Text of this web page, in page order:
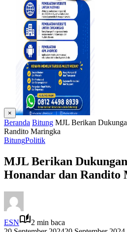
×
Beranda Bitung MJL Berikan
Randito Maringka
BitungPolitik
MJL Berikan
Honandar dan Randito
ESN
2 min baca